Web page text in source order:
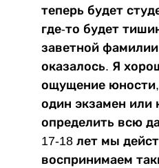
теперь будет
где-то будет
заветной
оказалось. Я
ощущение юности,
один экзамен или
определить всю
17-18 лет мы
воспринимаем